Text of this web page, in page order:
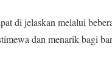
di jelaskan melalui
dan menarik bagi